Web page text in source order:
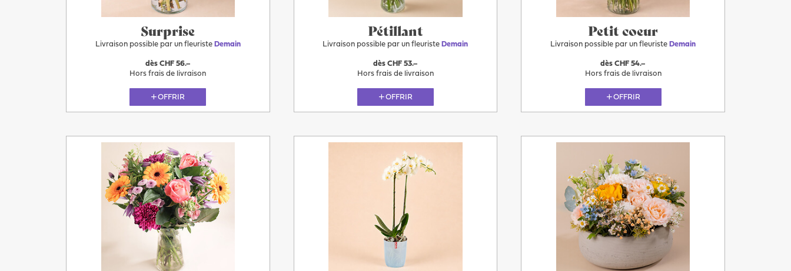
Surprise
Livraison possible par un fleuriste Demain
Plus
Demain
dès CHF 56.–
Hors frais de livraison
OFFRIR
Pétillant
Livraison possible par un fleuriste Demain
Demain
dès CHF 53.–
Hors frais de livraison
OFFRIR
Petit coeur
Livraison possible par un fleuriste Demain
Plus
dès CHF 54.–
Hors frais de livraison
OFFRIR